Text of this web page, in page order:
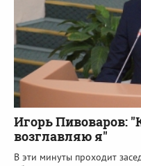
Игорь Пивоваров:
возглавляю я"
В эти минуты проходит